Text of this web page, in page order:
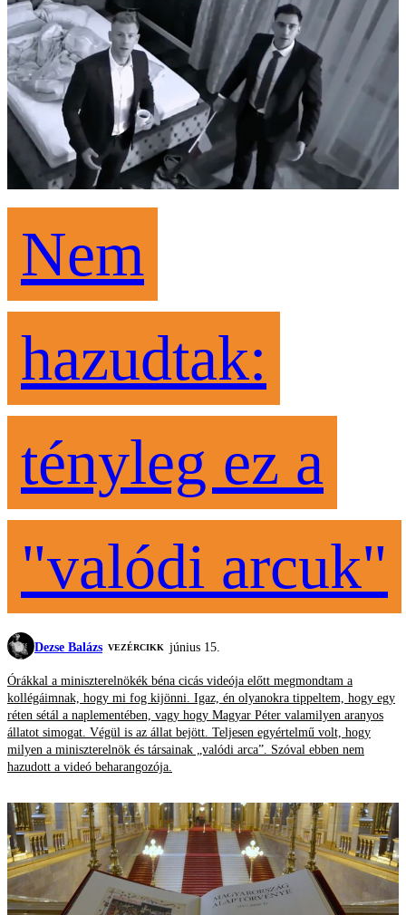
Nem
hazudtak:
tényleg ez a
"valódi arcuk"
Dezse Balázs VEZÉRCIKK június 15.
Órákkal a miniszterelnökék béna cicás videója előtt megmondtam a
kollégáimnak, hogy mi fog kijönni. Igaz, én olyanokra tippeltem, hogy egy
réten sétál a naplementében, vagy hogy Magyar Péter valamilyen aranyos
állatot simogat. Végül is az állat bejött. Teljesen egyértelmű volt, hogy
milyen a miniszterelnök és társainak „valódi arca”. Szóval ebben nem
hazudott a videó beharangozója.